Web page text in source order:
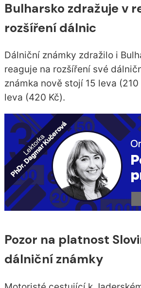
Bulharsko zdražuje v
rozšíření dálnic
Dálniční známky zdražilo i
reaguje na rozšíření své
známka nově stojí 15 leva
leva (420 Kč).
Pozor na platnost
dálniční známky